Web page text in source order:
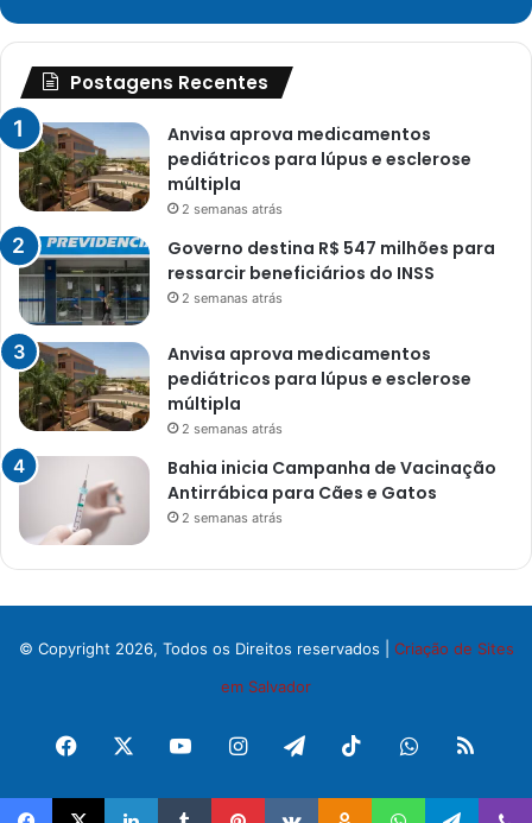
Postagens Recentes
Anvisa aprova medicamentos
pediátricos para lúpus e esclerose
múltipla
2 semanas atrás
Governo destina R$ 547 milhões para
ressarcir beneficiários do INSS
2 semanas atrás
Anvisa aprova medicamentos
pediátricos para lúpus e esclerose
múltipla
2 semanas atrás
Bahia inicia Campanha de Vacinação
Antirrábica para Cães e Gatos
2 semanas atrás
© Copyright 2026, Todos os Direitos reservados | Criação de Sites
em Salvador
Facebook YouTubeInstagram
TelegramTikTokWhatsApp
RSS